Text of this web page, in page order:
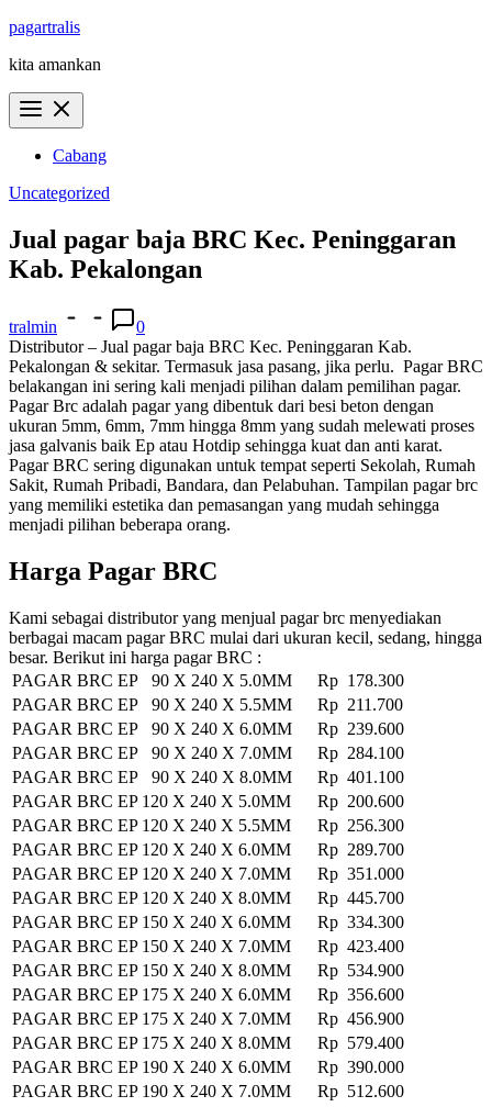
Skip
content
pagartralis
kita amankan
Cabang
Uncategorized
Jual pagar baja BRC Kec. Peninggaran
Kab. Pekalongan
tralmin
0
Distributor – Jual pagar baja BRC Kec. Peninggaran Kab.
Pekalongan & sekitar. Termasuk jasa pasang, jika perlu. Pagar BRC
belakangan ini sering kali menjadi pilihan dalam pemilihan pagar.
Pagar Brc adalah pagar yang dibentuk dari besi beton dengan
ukuran 5mm, 6mm, 7mm hingga 8mm yang sudah melewati proses
jasa galvanis baik Ep atau Hotdip sehingga kuat dan anti karat.
Pagar BRC sering digunakan untuk tempat seperti Sekolah, Rumah
Sakit, Rumah Pribadi, Bandara, dan Pelabuhan. Tampilan pagar brc
yang memiliki estetika dan pemasangan yang mudah sehingga
menjadi pilihan beberapa orang.
Harga Pagar BRC
Kami sebagai distributor yang menjual pagar brc menyediakan
berbagai macam pagar BRC mulai dari ukuran kecil, sedang, hingga
besar. Berikut ini harga pagar BRC :
PAGAR BRC EP 90 X 240 X 5.0MM
Rp 178.300
PAGAR BRC EP 90 X 240 X 5.5MM
Rp 211.700
PAGAR BRC EP 90 X 240 X 6.0MM
Rp 239.600
PAGAR BRC EP 90 X 240 X 7.0MM
Rp 284.100
PAGAR BRC EP 90 X 240 X 8.0MM
Rp 401.100
PAGAR BRC EP 120 X 240 X 5.0MM
Rp 200.600
PAGAR BRC EP 120 X 240 X 5.5MM
Rp 256.300
PAGAR BRC EP 120 X 240 X 6.0MM
Rp 289.700
PAGAR BRC EP 120 X 240 X 7.0MM
Rp 351.000
PAGAR BRC EP 120 X 240 X 8.0MM
Rp 445.700
PAGAR BRC EP 150 X 240 X 6.0MM
Rp 334.300
PAGAR BRC EP 150 X 240 X 7.0MM
Rp 423.400
PAGAR BRC EP 150 X 240 X 8.0MM
Rp 534.900
PAGAR BRC EP 175 X 240 X 6.0MM
Rp 356.600
PAGAR BRC EP 175 X 240 X 7.0MM
Rp 456.900
PAGAR BRC EP 175 X 240 X 8.0MM
Rp 579.400
PAGAR BRC EP 190 X 240 X 6.0MM
Rp 390.000
PAGAR BRC EP 190 X 240 X 7.0MM
Rp 512.600